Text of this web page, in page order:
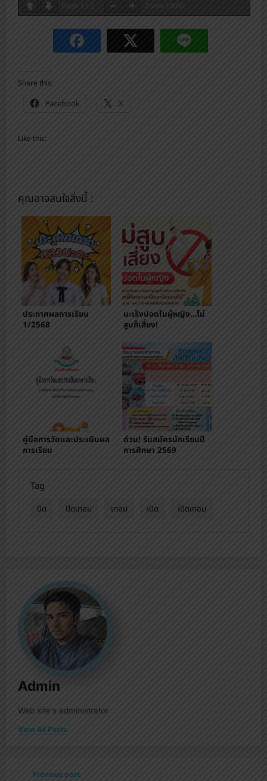
Page 1 / 1 Zoom 100%
Share this:
Facebook
X
Like this:
คุณอาจสนใจสิ่งนี้ :
ประกาศผลการเรียน
1/2568
มะเร็งปอดในผู้หญิง…ไม่
สูบก็เสี่ยง!
คู่มือการวัดและประเมินผล
การเรียน
ด่วน! รับสมัครนักเรียนปี
การศึกษา 2569
Tag
ปิด ปิดเทอม เทอม เปิด เปิดเทอม
Admin
Web site's administrator
View All Posts
Previous post